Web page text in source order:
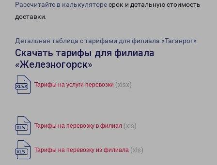
Рассчитайте в калькуляторесрок и детальную стоимость
доставки.
Детальная таблица с тарифами для филиала «Таганрог»
Скачать тарифы для филиала
«Железногорск»
Тарифы на услуги перевозки (xlsx)
Тарифы на перевозку в филиал (xls)
Тарифы на перевозку из филиала (xls)